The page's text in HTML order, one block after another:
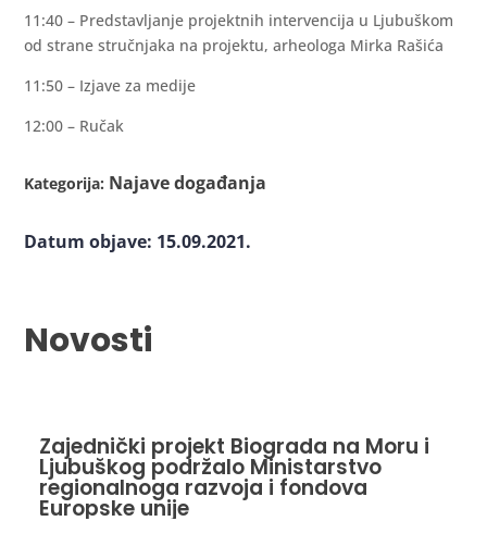
11:40 – Predstavljanje projektnih intervencija u Ljubuškom
od strane stručnjaka na projektu, arheologa Mirka Rašića
11:50 – Izjave za medije
12:00 – Ručak
Kategorija: Najave događanja
Datum objave: 15.09.2021.
Novosti
Zajednički projekt Biograda na Moru i
Ljubuškog podržalo Ministarstvo
regionalnoga razvoja i fondova
Europske unije